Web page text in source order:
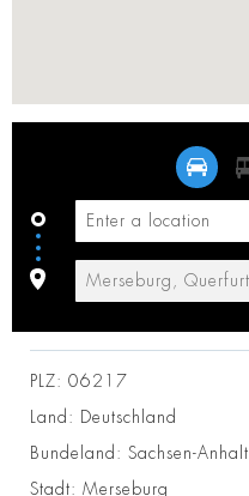
PLZ: 06217
Land: Deutschland
Bundeland: Sachsen-Anhalt
Stadt: Merseburg